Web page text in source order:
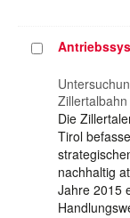
Projekt
Die
Tirol
nachhaltig
Jahre 2015